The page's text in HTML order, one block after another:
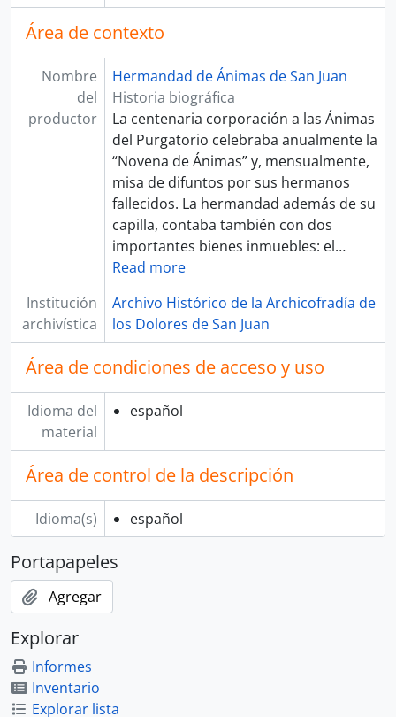
Área de contexto
Nombre
del
productor
Hermandad de Ánimas de San Juan
Historia biográfica
La centenaria corporación a las Ánimas
del Purgatorio celebraba anualmente la
“Novena de Ánimas” y, mensualmente,
misa de difuntos por sus hermanos
fallecidos. La hermandad además de su
capilla, contaba también con dos
importantes bienes inmuebles: el…
Read more
Institución
archivística
Archivo Histórico de la Archicofradía de
los Dolores de San Juan
Área de condiciones de acceso y uso
Idioma del
material
español
Área de control de la descripción
Idioma(s) español
Portapapeles
Agregar
Explorar
Informes
Inventario
Explorar lista